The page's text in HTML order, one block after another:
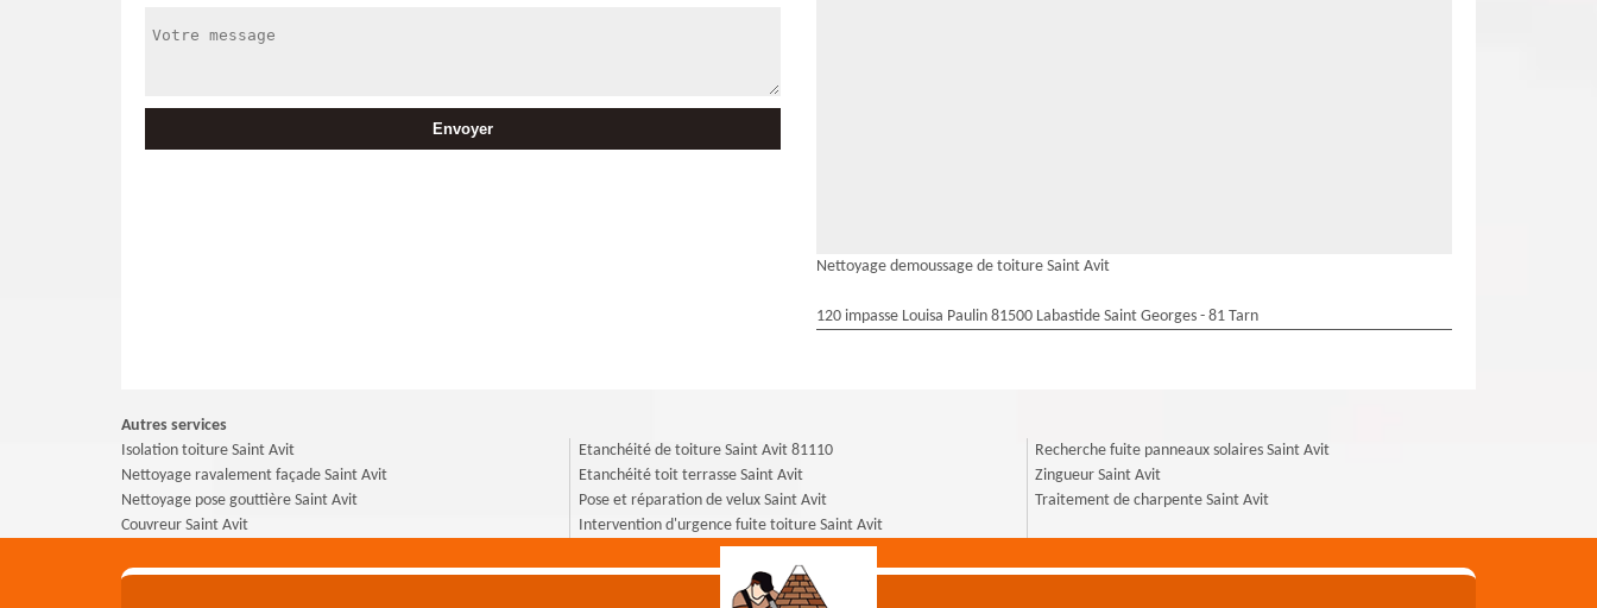
Nettoyage demoussage de toiture Saint Avit
120 impasse Louisa Paulin 81500 Labastide Saint Georges - 81 Tarn
Autres services
Isolation toiture Saint Avit
Nettoyage ravalement façade Saint Avit
Nettoyage pose gouttière Saint Avit
Couvreur Saint Avit
Etanchéité de toiture Saint Avit 81110
Etanchéité toit terrasse Saint Avit
Pose et réparation de velux Saint Avit
Intervention d'urgence fuite toiture Saint Avit
Recherche fuite panneaux solaires Saint Avit
Zingueur Saint Avit
Traitement de charpente Saint Avit